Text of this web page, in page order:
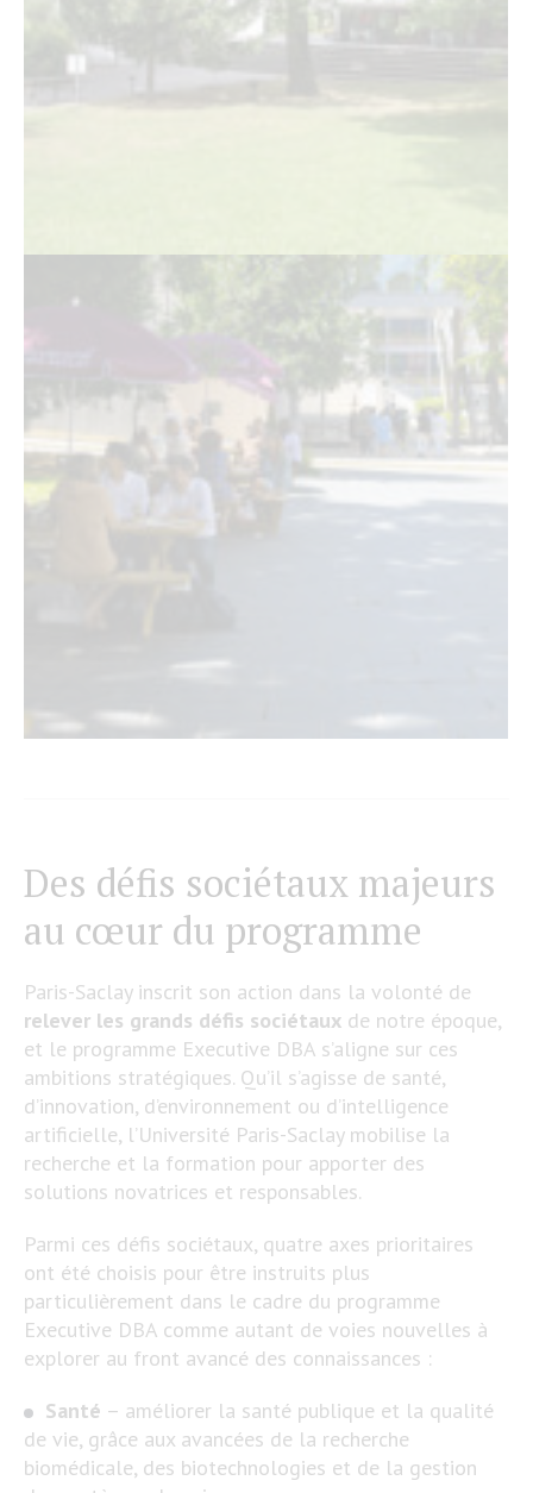
Des défis sociétaux majeurs
au cœur du programme
Paris-Saclay inscrit son action dans la volonté de
relever les grands défis sociétauxde notre époque,
et le programme Executive DBA s’aligne sur ces
ambitions stratégiques. Qu’il s’agisse de santé,
d’innovation, d’environnement ou d’intelligence
artificielle, l’Université Paris-Saclay mobilise la
recherche et la formation pour apporter des
solutions novatrices et responsables.
Parmi ces défis sociétaux, quatre axes prioritaires
ont été choisis pour être instruits plus
particulièrement dans le cadre du programme
Executive DBA comme autant de voies nouvelles à
explorer au front avancé des connaissances :
Santé – améliorer la santé publique et la qualité
de vie, grâce aux avancées de la recherche
biomédicale, des biotechnologies et de la gestion